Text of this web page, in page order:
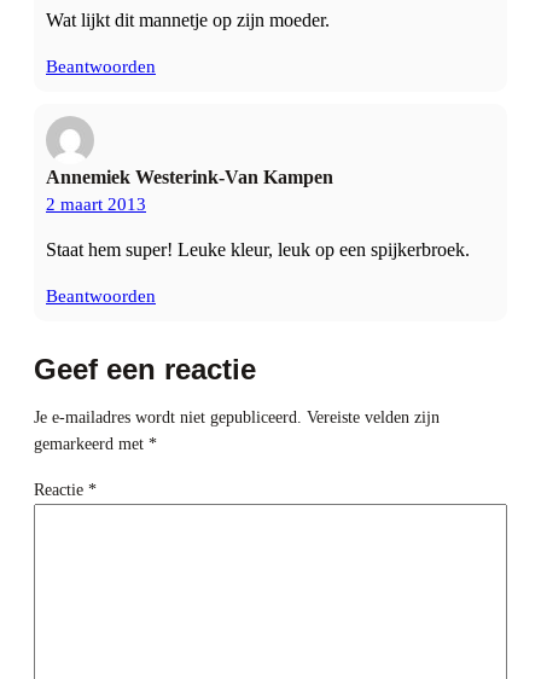
Wat lijkt dit mannetje op zijn moeder.
Beantwoorden
Annemiek Westerink-Van Kampen
2 maart 2013
Staat hem super! Leuke kleur, leuk op een spijkerbroek.
Beantwoorden
Geef een reactie
Je e-mailadres wordt niet gepubliceerd.
Vereiste velden zijn
gemarkeerd met *
Reactie *